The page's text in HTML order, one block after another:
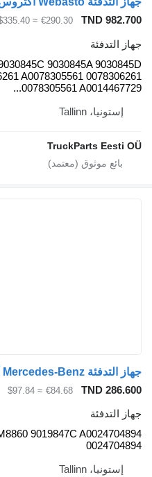
€290.30
≈ $335.40
903224BE 9030845C 9030845A
A0078306261 A0078305561
0078305561
€84.68
≈ $97.84
TM8860 9019847C